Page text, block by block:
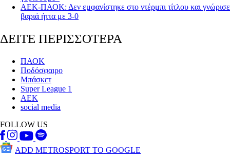
ΑΕΚ-ΠΑΟΚ: Δεν εμφανίστηκε στο ντέρμπι τίτλου και γνώρισε
βαριά ήττα με 3-0
ΔΕΙΤΕ ΠΕΡΙΣΣΟΤΕΡΑ
ΠΑΟΚ
Ποδόσφαιρο
Μπάσκετ
Super League 1
ΑΕΚ
social media
FOLLOW US
ADD METROSPORT TO GOOGLE